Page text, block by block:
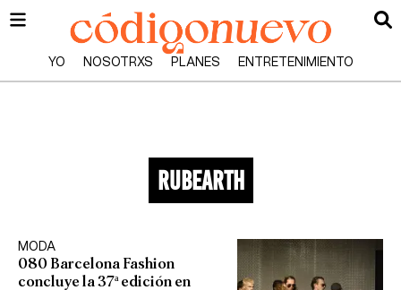
YO NOSOTRXS PLANES ENTRETENIMIENTO
RUBEARTH
MODA
080 Barcelona Fashion
concluye la 37ª edición en